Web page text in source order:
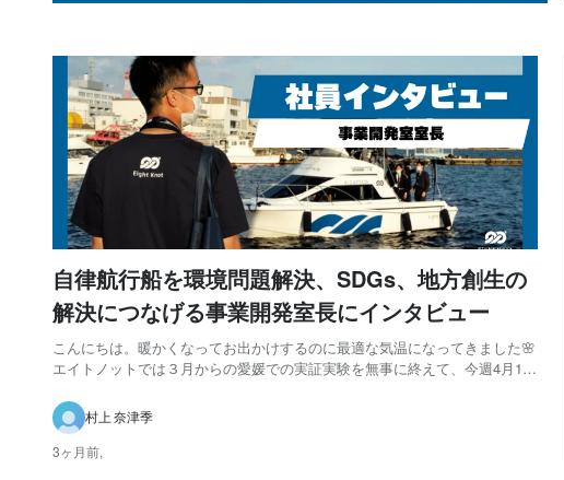
自律航行船を環境問題解決、SDGs、地方創生の
解決につなげる事業開発室長にインタビュー
こんにちは。暖かくなってお出かけするのに最適な気温になってきました🌸
エイトノットでは３月からの愛媛での実証実験を無事に終えて、今週4月14
EightKnotⅠもフル稼働！😮 今回は去年7月に入社した、事業開発室室長の福
田さんにお話を聞いてみました。...
村上 奈津季
3ヶ月前,